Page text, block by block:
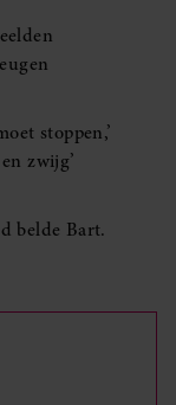
stoppen,’
zwijg’
belde Bart.